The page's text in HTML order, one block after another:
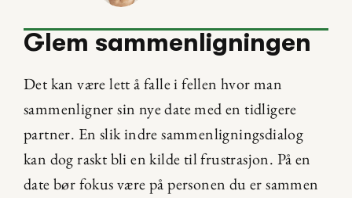
Glem sammenligningen
Det kan være lett å falle i fellen hvor man
sammenligner sin nye date med en tidligere
partner. En slik indre sammenligningsdialog
kan dog raskt bli en kilde til frustrasjon. På en
date bør fokus være på personen du er sammen